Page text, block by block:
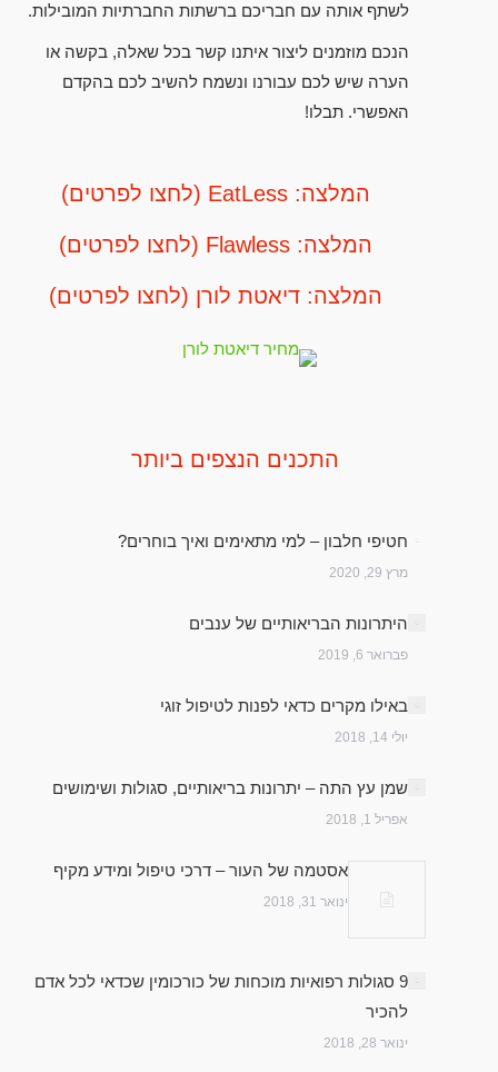
לשתף אותה עם חבריכם ברשתות החברתיות המובילות.
הנכם מוזמנים ליצור איתנו קשר בכל שאלה, בקשה או
הערה שיש לכם עבורנו ונשמח להשיב לכם בהקדם
האפשרי. תבלו!
המלצה: EatLess (לחצו לפרטים)
המלצה: Flawless (לחצו לפרטים)
המלצה: דיאטת לורן (לחצו לפרטים)
התכנים הנצפים ביותר
חטיפי חלבון – למי מתאימים ואיך בוחרים?
מרץ 29, 2020
היתרונות הבריאותיים של ענבים
פברואר 6, 2019
באילו מקרים כדאי לפנות לטיפול זוגי
יולי 14, 2018
שמן עץ התה – יתרונות בריאותיים, סגולות ושימושים
אפריל 1, 2018
אסטמה של העור – דרכי טיפול ומידע מקיף
ינואר 31, 2018
9 סגולות רפואיות מוכחות של כורכומין שכדאי לכל אדם
להכיר
ינואר 28, 2018